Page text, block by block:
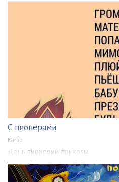
С пионерами
Юмор
День пионерии приколы